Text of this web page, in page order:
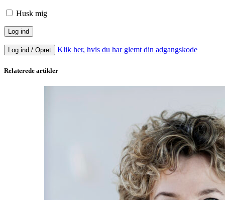
Husk mig
Log ind / Opret Klik her, hvis du har glemt din adgangskode
Relaterede artikler